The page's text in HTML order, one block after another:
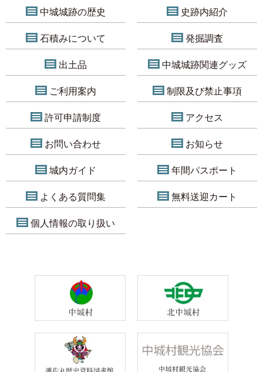
中城城跡の歴史 史跡内紹介
石積みについて 発掘調査
出土品 中城城跡関連グッズ
ご利用案内 制限及び禁止事項
許可申請制度 アクセス
お問い合わせ お知らせ
城内ガイド 年間パスポート
よくある質問集 無料送迎カート
個人情報の取り扱い